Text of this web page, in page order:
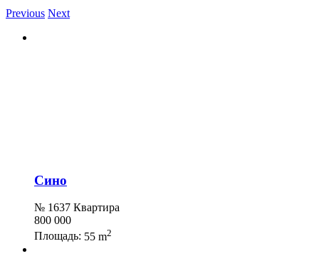
Previous Next
Сино
№ 1637 Квартира
800 000
Площадь: 55 m2